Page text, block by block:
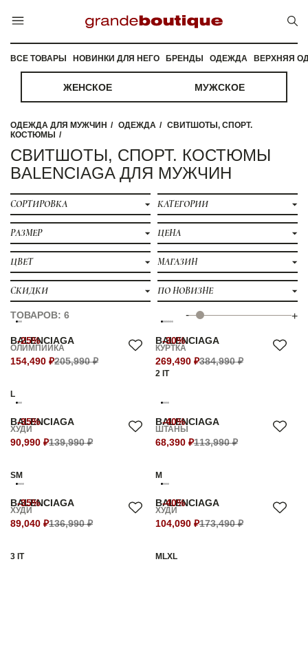
ВСЕ ТОВАРЫ НОВИНКИ ДЛЯ НЕГО БРЕНДЫ ОДЕЖДА ВЕРХНЯЯ
ЖЕНСКОЕ МУЖСКОЕ
ОДЕЖДА ДЛЯ МУЖЧИН ОДЕЖДА
СВИТШОТЫ, СПОРТ.
КОСТЮМЫ
СВИТШОТЫ, СПОРТ. КОСТЮМЫ
BALENCIAGA ДЛЯ МУЖЧИН
СОРТИРОВКА КАТЕГОРИИ
РАЗМЕР ЦЕНА
ЦВЕТ МАГАЗИН
СКИДКИ ПО НОВИЗНЕ
ТОВАРОВ: 6 - +
-25%
BALENCIAGA
ОЛИМПИЙКА
154,490 ₽205,990 ₽
L
-30%
BALENCIAGA
КУРТКА
269,490 ₽384,990 ₽
2 IT
-35%
BALENCIAGA
ХУДИ
90,990 ₽139,990 ₽
SM
-40%
BALENCIAGA
ШТАНЫ
68,390 ₽113,990 ₽
M
-35%
BALENCIAGA
ХУДИ
89,040 ₽136,990 ₽
3 IT
-40%
BALENCIAGA
ХУДИ
104,090 ₽173,490 ₽
M LXL